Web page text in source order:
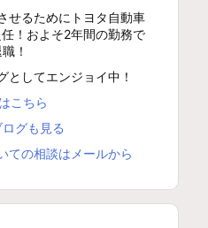
せるためにトヨタ自動車
！およそ2年間の勤務で
！
としてエンジョイ中！
こちら
グも見る
ての相談はメールから